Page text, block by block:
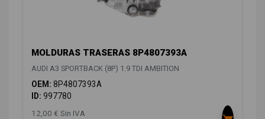
MOLDURAS TRASERAS 8P4807393A
AUDI A3 SPORTBACK (8P) 1.9 TDI AMBITION
OEM: 8P4807393A
ID: 997780
12,00 € Sin IVA